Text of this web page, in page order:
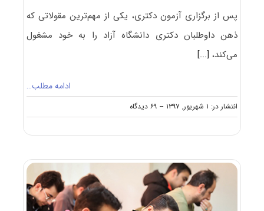
پس از برگزاری آزمون دکتری، یکی از مهم‌ترین مقولاتی که
ذهن داوطلبان دکتری دانشگاه آزاد را به خود مشغول
می‌کند،[...]
ادامه مطلب…
انتشار در: ۱ شهریور, ۱۳۹۷ -- ۶۹ دیدگاه
on
شهریه